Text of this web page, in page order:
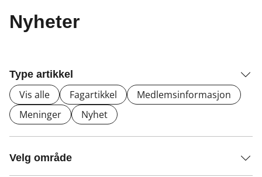
Nyheter
Type artikkel
Vis alle Fagartikkel
Medlemsinformasjon
Meninger
Nyhet
Velg område